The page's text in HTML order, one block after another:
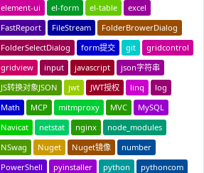
element-ui
el-form el-table
excel
FastReport
FileStream
FolderBrowerDialog
FolderSelectDialog
form提交 git
gridcontrol
gridview
input javascript
json字符串
JS转换对象JSON
jwt JWT授权 linq
log
Math
MCP mitmproxy MVC
MySQL
Navicat
netstat nginx
node_modules
NSwag
Nuget Nuget镜像
number
PowerShell
pyinstaller python
pythoncom